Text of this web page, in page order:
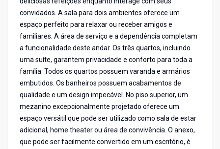
convidados. A sala para dois ambientes oferece um
espaço perfeito para relaxar ou receber amigos e
familiares. A área de serviço e a dependência completam
a funcionalidade deste andar. Os três quartos, incluindo
uma suíte, garantem privacidade e conforto para toda a
família. Todos os quartos possuem varanda e armários
embutidos. Os banheiros possuem acabamentos de
qualidade e um design impecável. No piso superior, um
mezanino excepcionalmente projetado oferece um
espaço versátil que pode ser utilizado como sala de estar
adicional, home theater ou área de convivência. O anexo,
que pode ser facilmente convertido em um escritório, é